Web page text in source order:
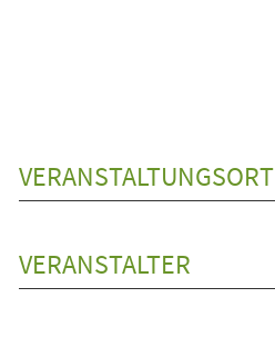
VERANSTALTUNGSORT
VERANSTALTER